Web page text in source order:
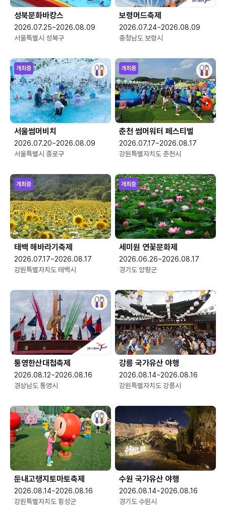
성북문화바캉스
2026.07.25~2026.08.09
서울특별시 성북구
보령머드축제
2026.07.24~2026.08.09
충청남도 보령시
개최중
서울썸머비치
2026.07.20~2026.08.09
서울특별시 종로구
개최중
춘천 썸머워터 페스티벌
2026.07.17~2026.08.17
강원특별자치도 춘천시
개최중
태백 해바라기축제
2026.07.17~2026.08.17
강원특별자치도 태백시
개최중
세미원 연꽃문화제
2026.06.26~2026.08.17
경기도 양평군
통영한산대첩축제
2026.08.12~2026.08.16
경상남도 통영시
강릉 국가유산 야행
2026.08.14~2026.08.16
강원특별자치도 강릉시
둔내고랭지토마토축제
2026.08.14~2026.08.16
강원특별자치도 횡성군
수원 국가유산 야행
2026.08.14~2026.08.16
경기도 수원시